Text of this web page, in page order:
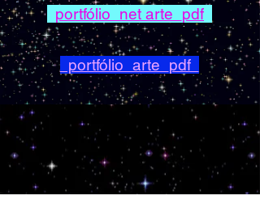
portfólio_net arte_pdf
portfólio_arte_pdf